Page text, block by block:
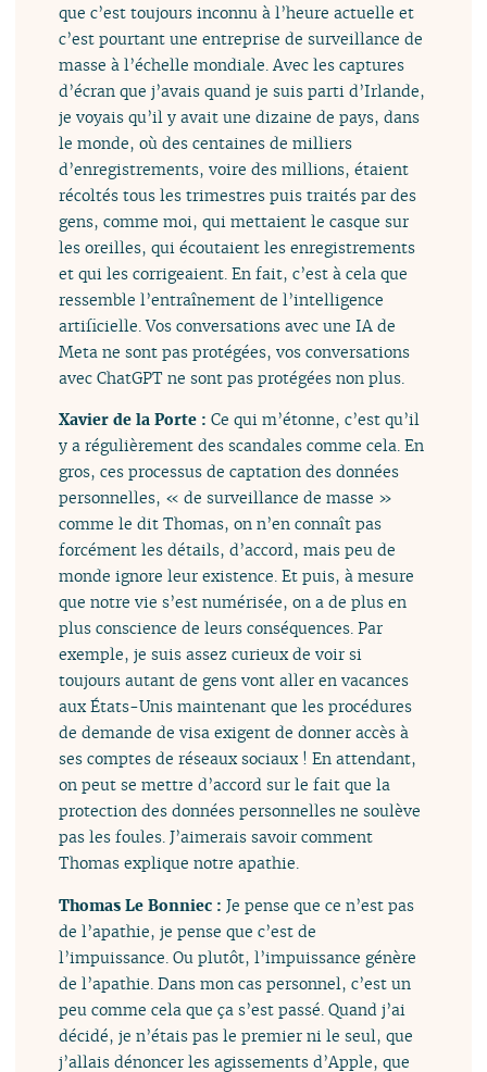
que c’est toujours inconnu à l’heure actuelle et
c’est pourtant une entreprise de surveillance de
masse à l’échelle mondiale. Avec les captures
d’écran que j’avais quand je suis parti d’Irlande,
je voyais qu’il y avait une dizaine de pays, dans
le monde, où des centaines de milliers
d’enregistrements, voire des millions, étaient
récoltés tous les trimestres puis traités par des
gens, comme moi, qui mettaient le casque sur
les oreilles, qui écoutaient les enregistrements
et qui les corrigeaient. En fait, c’est à cela que
ressemble l’entraînement de l’intelligence
artificielle. Vos conversations avec une IA de
Meta ne sont pas protégées, vos conversations
avec ChatGPT ne sont pas protégées non plus.
Xavier de la Porte :Ce qui m’étonne, c’est qu’il
y a régulièrement des scandales comme cela. En
gros, ces processus de captation des données
personnelles, « de surveillance de masse »
comme le dit Thomas, on n’en connaît pas
forcément les détails, d’accord, mais peu de
monde ignore leur existence. Et puis, à mesure
que notre vie s’est numérisée, on a de plus en
plus conscience de leurs conséquences. Par
exemple, je suis assez curieux de voir si
toujours autant de gens vont aller en vacances
aux États-Unis maintenant que les procédures
de demande de visa exigent de donner accès à
ses comptes de réseaux sociaux ! En attendant,
on peut se mettre d’accord sur le fait que la
protection des données personnelles ne soulève
pas les foules. J’aimerais savoir comment
Thomas explique notre apathie.
Thomas Le Bonniec :Je pense que ce n’est pas
de l’apathie, je pense que c’est de
l’impuissance. Ou plutôt, l’impuissance génère
de l’apathie. Dans mon cas personnel, c’est un
peu comme cela que ça s’est passé. Quand j’ai
décidé, je n’étais pas le premier ni le seul, que
j’allais dénoncer les agissements d’Apple, que